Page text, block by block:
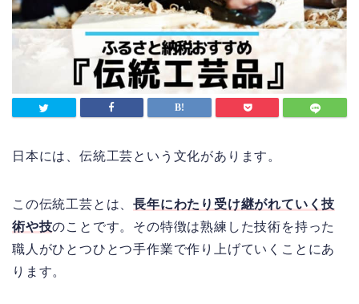
日本には、伝統工芸という文化があります。
この伝統工芸とは、長年にわたり受け継がれていく技
術や技のことです。その特徴は熟練した技術を持った
職人がひとつひとつ手作業で作り上げていくことにあ
ります。